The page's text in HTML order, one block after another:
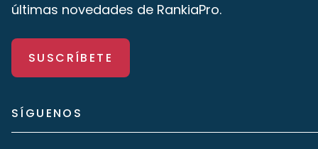
últimas novedades de RankiaPro.
SUSCRÍBETE
SÍGUENOS